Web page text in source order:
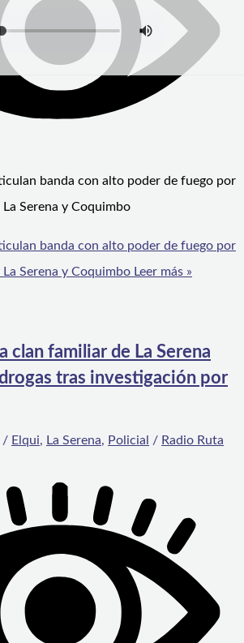
banda con alto poder de fuego por
Serena y Coquimbo
banda con alto poder de fuego por
Serena y Coquimbo Leer más »
clan familiar de La Serena
tras investigación por
/ Elqui, La Serena, Policial / Radio Ruta